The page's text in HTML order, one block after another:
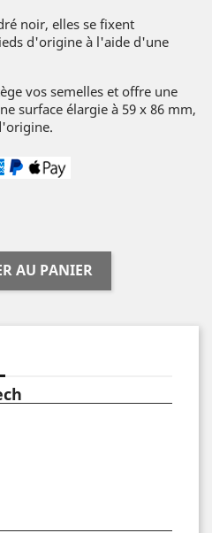
noir, elles se fixent
d'origine à l'aide d'une
vos semelles et offre une
surface élargie à 59 x 86 mm,
AU PANIER